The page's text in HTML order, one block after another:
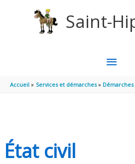
Saint-
MENU
Accueil Services et démarches Démarches
État civil